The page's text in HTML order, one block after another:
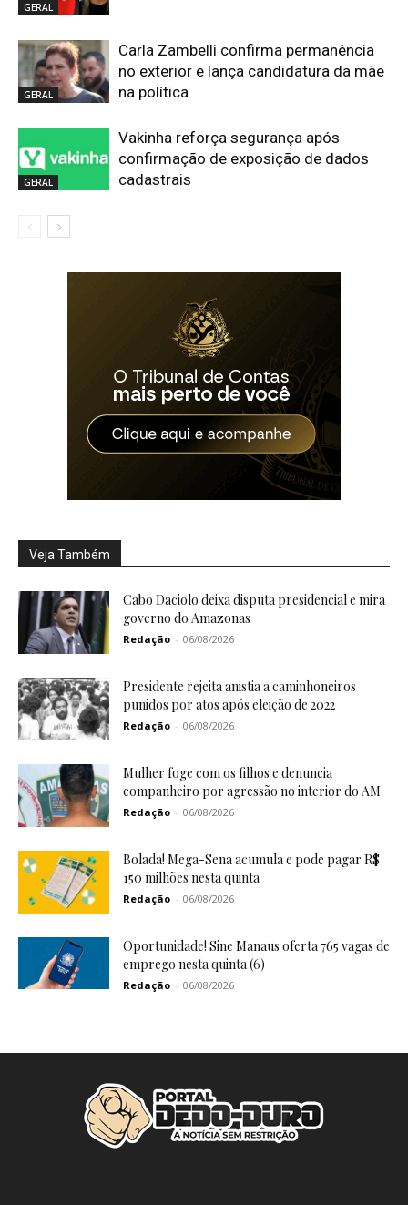
GERAL
GERAL
Carla Zambelli confirma permanência
no exterior e lança candidatura da mãe
na política
GERAL
Vakinha reforça segurança após
confirmação de exposição de dados
cadastrais
Veja Também
Cabo Daciolo deixa disputa presidencial e mira
governo do Amazonas
Redação - 06/08/2026
Presidente rejeita anistia a caminhoneiros
punidos por atos após eleição de 2022
Redação - 06/08/2026
Mulher foge com os filhos e denuncia
companheiro por agressão no interior do AM
Redação - 06/08/2026
Bolada! Mega-Sena acumula e pode pagar R$
150 milhões nesta quinta
Redação - 06/08/2026
Oportunidade! Sine Manaus oferta 765 vagas de
emprego nesta quinta (6)
Redação - 06/08/2026